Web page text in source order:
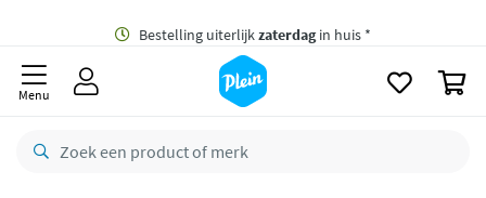
Bestelling uiterlijkzaterdag
retourneren
Menu